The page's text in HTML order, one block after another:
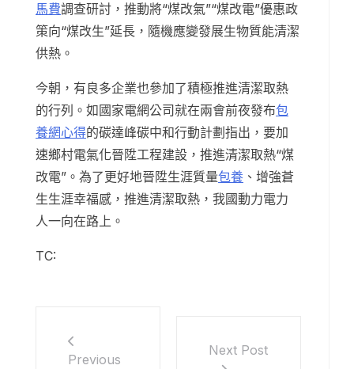
馬費調查研討，推動將“煤改氣”“煤改電”優惠政
策向“煤改生”延長，隨機應變發展生物質能清潔
供熱。
今朝，有良多企業也參加了積極推進清潔取熱
的行列。如國家電網公司就在兩會前夜發布包
養網心得的碳達峰碳中和行動計劃指出，要加
速鄉村電氣化晉陞工程建設，推進清潔取熱“煤
改電”。為了更好地晉陞生涯質量包養 、增強蒼
生生涯幸福感，推進清潔取熱，我國動力電力
人一向在路上。
TC:
Previous
Next Post